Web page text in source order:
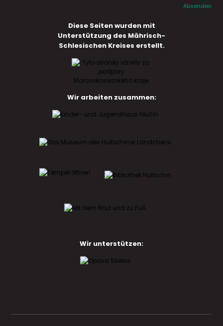
Absenden
Diese Seiten wurden mit
Unterstützung des Mährisch-
Schlesischen Kreises erstellt.
Wir arbeiten zusammen:
Wir unterstützen: